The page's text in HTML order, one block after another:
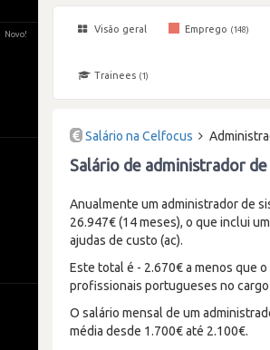
Novo! Visão geral Emprego (148)
Trainees (1)
Salário na Celfocus
Salário de administrador
Anualmente um administrador de
26.947€ (14 meses), o que inclui
ajudas de custo (ac).
Este total é - 2.670€ a menos que
profissionais portugueses no
O salário mensal de um
média desde 1.700€ até 2.100€.